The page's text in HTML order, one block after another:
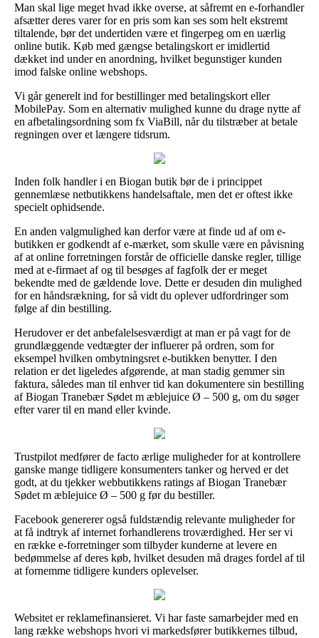
Man skal lige meget hvad ikke overse, at såfremt en e-forhandler
afsætter deres varer for en pris som kan ses som helt ekstremt
tiltalende, bør det undertiden være et fingerpeg om en uærlig
online butik. Køb med gængse betalingskort er imidlertid
dækket ind under en anordning, hvilket begunstiger kunden
imod falske online webshops.
Vi går generelt ind for bestillinger med betalingskort eller
MobilePay. Som en alternativ mulighed kunne du drage nytte af
en afbetalingsordning som fx ViaBill, når du tilstræber at betale
regningen over et længere tidsrum.
Inden folk handler i en Biogan butik bør de i princippet
gennemlæse netbutikkens handelsaftale, men det er oftest ikke
specielt ophidsende.
En anden valgmulighed kan derfor være at finde ud af om e-
butikken er godkendt af e-mærket, som skulle være en påvisning
af at online forretningen forstår de officielle danske regler, tillige
med at e-firmaet af og til besøges af fagfolk der er meget
bekendte med de gældende love. Dette er desuden din mulighed
for en håndsrækning, for så vidt du oplever udfordringer som
følge af din bestilling.
Herudover er det anbefalelsesværdigt at man er på vagt for de
grundlæggende vedtægter der influerer på ordren, som for
eksempel hvilken ombytningsret e-butikken benytter. I den
relation er det ligeledes afgørende, at man stadig gemmer sin
faktura, således man til enhver tid kan dokumentere sin bestilling
af Biogan Tranebær Sødet m æblejuice Ø – 500 g, om du søger
efter varer til en mand eller kvinde.
Trustpilot medfører de facto ærlige muligheder for at kontrollere
ganske mange tidligere konsumenters tanker og herved er det
godt, at du tjekker webbutikkens ratings af Biogan Tranebær
Sødet m æblejuice Ø – 500 g før du bestiller.
Facebook genererer også fuldstændig relevante muligheder for
at få indtryk af internet forhandlerens troværdighed. Her ser vi
en række e-forretninger som tilbyder kunderne at levere en
bedømmelse af deres køb, hvilket desuden må drages fordel af til
at fornemme tidligere kunders oplevelser.
Websitet er reklamefinansieret. Vi har faste samarbejder med en
lang række webshops hvori vi markedsfører butikkernes tilbud,